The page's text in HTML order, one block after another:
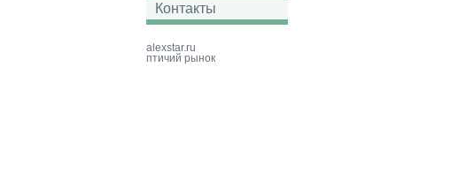
Контакты
alexstar.ru
птичий рынок